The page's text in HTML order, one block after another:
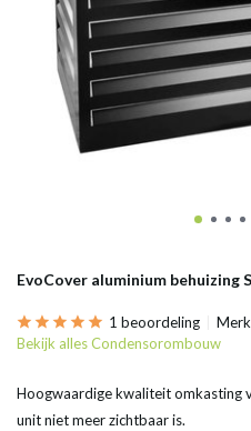
EvoCover aluminium behuizing
1 beoordeling
Bekijk alles Condensorombouw
Hoogwaardige kwaliteit omkasting
unit niet meer zichtbaar is.